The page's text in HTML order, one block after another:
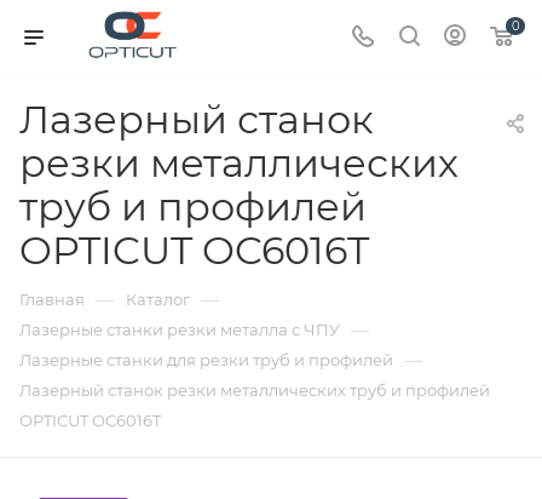
0
Лазерный станок
резки металлических
труб и профилей
OPTICUT OC6016T
Главная — Каталог —
Лазерные станки резки металла с ЧПУ —
Лазерные станки для резки труб и профилей —
Лазерный станок резки металлических труб и профилей
OPTICUT OC6016T